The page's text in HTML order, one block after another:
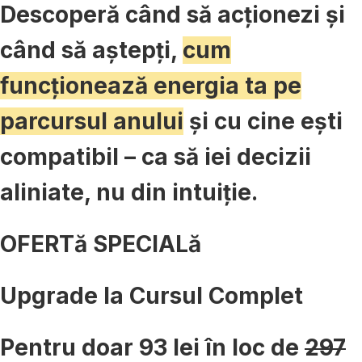
Descoperă când să acționezi și
când să aștepți, cum
funcționează energia ta pe
parcursul anului și cu cine ești
compatibil – ca să iei decizii
aliniate, nu din intuiție.
OFERTă SPECIALă
Upgrade la Cursul Complet
Pentru doar 93 leiîn loc de 297